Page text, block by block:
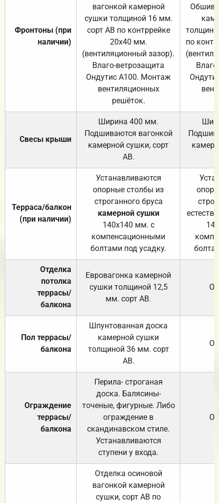
Фронтоны (при
наличии)
вагонкой камерной
сушки толщиной 16 мм.
сорт АВ по контррейке
20х40 мм.
(вентиляционный зазор).
Влаго-ветрозащита
Ондутис А100. Монтаж
вентиляционных
решёток.
по
Свесы крыши
Ширина 400 мм.
Подшиваются вагонкой
камерной сушки, сорт
АВ.
Терраса/балкон
(при наличии)
Устанавливаются
опорные столбы из
строганного бруса
камерной сушки
140х140 мм. с
компенсационными
болтами под усадку.
Отделка
потолка
террасы/
балкона
Евровагонка камерной
сушки толщиной 12,5
мм. сорт АВ.
Пол террасы/
балкона
Шпунтованная доска
камерной сушки
толщиной 36 мм. сорт
АВ.
Ограждение
террасы/
балкона
Перила- строганая
доска. Балясины-
точеные, фигурные. Либо
ограждение в
скандинавском стиле.
Устанавливаются
ступени у входа.
Отделка осиновой
вагонкой камерной
сушки, сорт АВ по